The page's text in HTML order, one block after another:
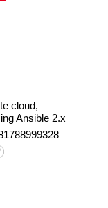
cloud,
Ansible 2.x